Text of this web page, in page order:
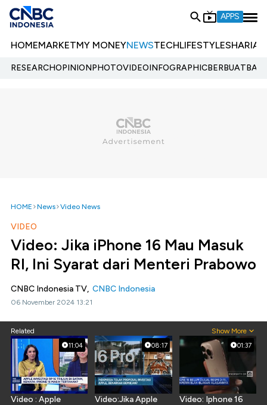
APPS
HOMEMARKETMY MONEYNEWSTECHLIFESTYLESHARIA
RESEARCHOPINIONPHOTOVIDEOINFOGRAPHIC
HOME News Video News
VIDEO
Video: Jika iPhone 16 Mau Masuk
RI, Ini Syarat dari Menteri Prabowo
CNBC Indonesia TV, CNBC Indonesia
06 November 2024 13:21
Related Show More
11:04
Video : Apple
08:17
Video:Jika Apple
01:37
Video: Iphone 16